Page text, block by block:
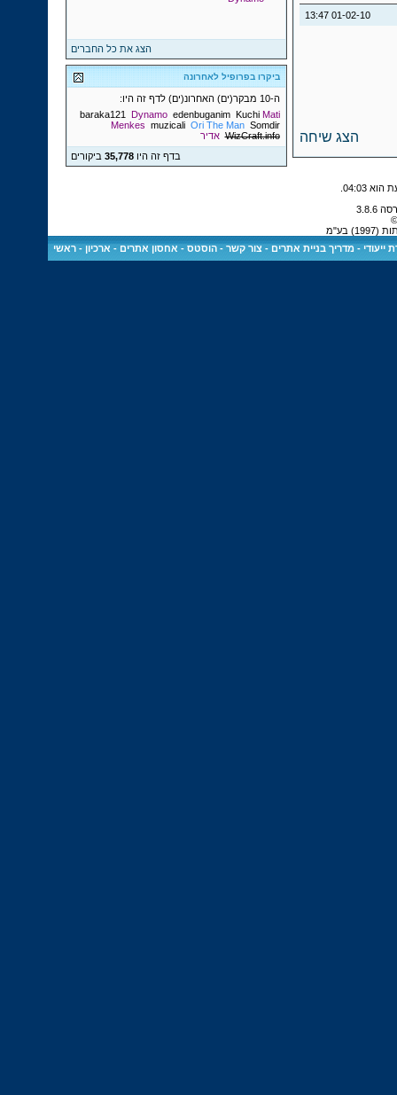
01-02-10
13:47
הצג שיחה
הצג את כל החברים
ביקרו בפרופיל לאחרונה
ה-10 מבקר(ים) האחרונ(ים) לדף זה היו:
baraka121
Dynamo edenbuganim Kuchi Mati
Menkes muzicali Ori The Man Somdir
WizCraft.info אדיר
בדף זה היו35,778 ביקורים
04:03
בע"מ
ייעודי -מדריך בניית אתרים -צור קשר -הוסטס - אחסון אתרים - ארכיון -ראשי